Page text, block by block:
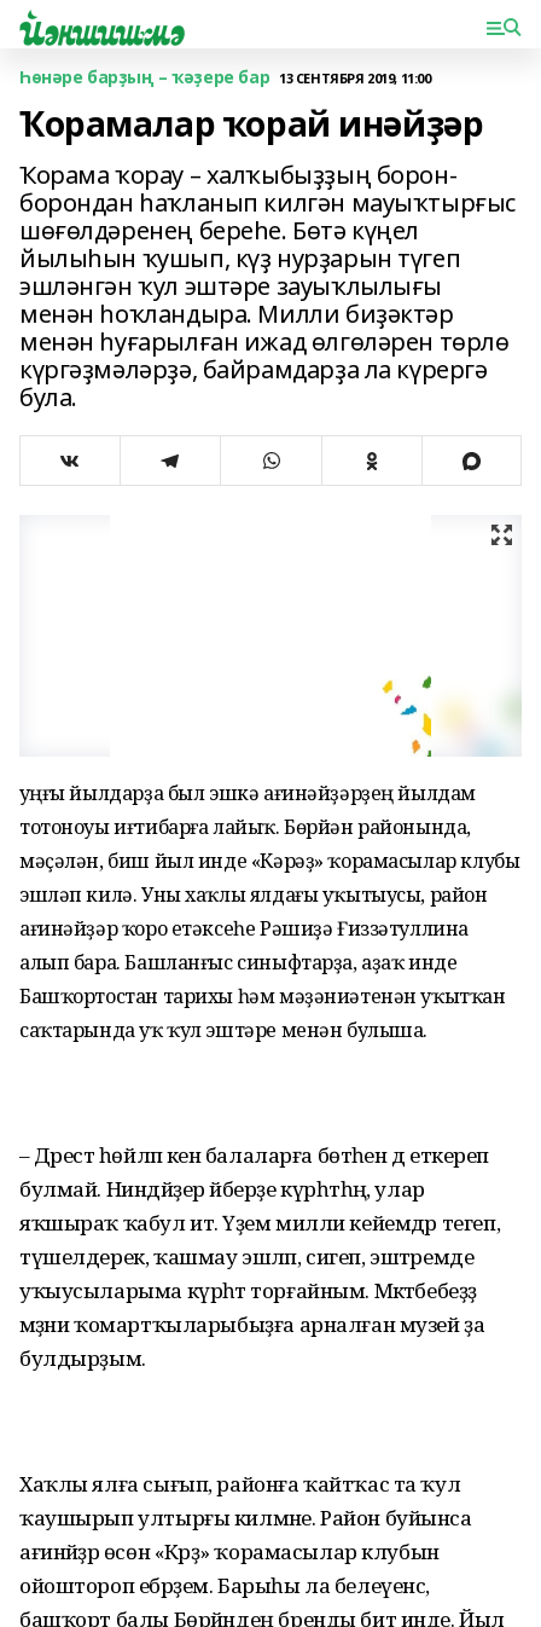
Һөнәре барҙың – ҡәҙере бар 13 СЕНТЯБРЯ 2019, 11:00
Ҡорамалар ҡорай инәйҙәр
Ҡорама ҡорау – халҡыбыҙҙың борон-
борондан һаҡланып килгән мауыҡтырғыс
шөғөлдәренең береһе. Бөтә күңел
йылыһын ҡушып, күҙ нурҙарын түгеп
эшләнгән ҡул эштәре зауыҡлылығы
менән һоҡландыра. Милли биҙәктәр
менән һуғарылған ижад өлгөләрен төрлө
күргәҙмәләрҙә, байрамдарҙа ла күрергә
була.
Һуңғы йылдарҙа был эшкә ағинәйҙәрҙең йылдам
тотоноуы иғтибарға лайыҡ. Бөрйән районында,
мәҫәлән, биш йыл инде «Кәрәҙ» ҡорамасылар клубы
эшләп килә. Уны хаҡлы ялдағы уҡытыусы, район
ағинәйҙәр ҡоро етәксеһе Рәшиҙә Ғиззәтуллина
алып бара. Башланғыс синыфтарҙа, аҙаҡ инде
Башҡортостан тарихы һәм мәҙәниәтенән уҡытҡан
саҡта­рында уҡ ҡул эштәре менән булыша.
– Дәрестә һөйләп кенә балаларға бөтәһен дә еткереп
булмай. Ниндәйҙер әйберҙе күрһәтһәң, улар
яҡшыраҡ ҡабул итә. Үҙем милли кейемдәр тегеп,
түшелдерек, ҡашмау эшләп, сигеп, эштә­ремде
уҡыусыларыма күрһәтә торғайным. Мәктәбебеҙҙә
мәҙәни ҡомарт­ҡыларыбыҙға арналған музей ҙа
булдырҙым.
Хаҡлы ялға сығып, районға ҡайт­ҡас та ҡул
ҡаушырып ултырғы килмәне. Район буйынса
ағинәй­ҙәр өсөн «Кәрәҙ» ҡорамасылар клубын
ойоштороп ебәрҙем. Барыһы ла белеүенсә,
башҡорт балы Бөрйәндең бренды бит инде. Йыл